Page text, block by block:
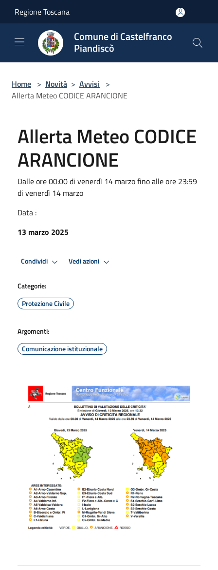
Regione Toscana
Comune di Castelfranco
Piandiscò
Home > Novità > Avvisi >
Allerta Meteo CODICE ARANCIONE
Allerta Meteo CODICE
ARANCIONE
Dalle ore 00:00 di venerdì 14 marzo fino alle ore 23:59
di venerdì 14 marzo
Data :
13 marzo 2025
Condividi Vedi azioni
Categorie:
Protezione Civile
Argomenti:
Comunicazione istituzionale